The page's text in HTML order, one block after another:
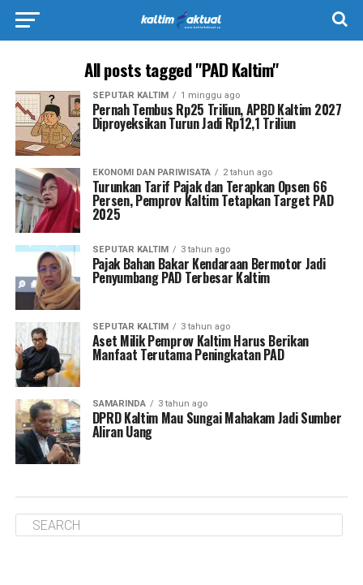
All posts tagged "PAD Kaltim"
SEPUTAR KALTIM 1 minggu ago
Pernah Tembus Rp25 Triliun, APBD Kaltim 2027
Diproyeksikan Turun Jadi Rp12,1 Triliun
EKONOMI DAN PARIWISATA 2 tahun ago
Turunkan Tarif Pajak dan Terapkan Opsen 66
Persen, Pemprov Kaltim Tetapkan Target PAD
2025
SEPUTAR KALTIM 3 tahun ago
Pajak Bahan Bakar Kendaraan Bermotor Jadi
Penyumbang PAD Terbesar Kaltim
SEPUTAR KALTIM 3 tahun ago
Aset Milik Pemprov Kaltim Harus Berikan
Manfaat Terutama Peningkatan PAD
SAMARINDA 3 tahun ago
DPRD Kaltim Mau Sungai Mahakam Jadi Sumber
Aliran Uang